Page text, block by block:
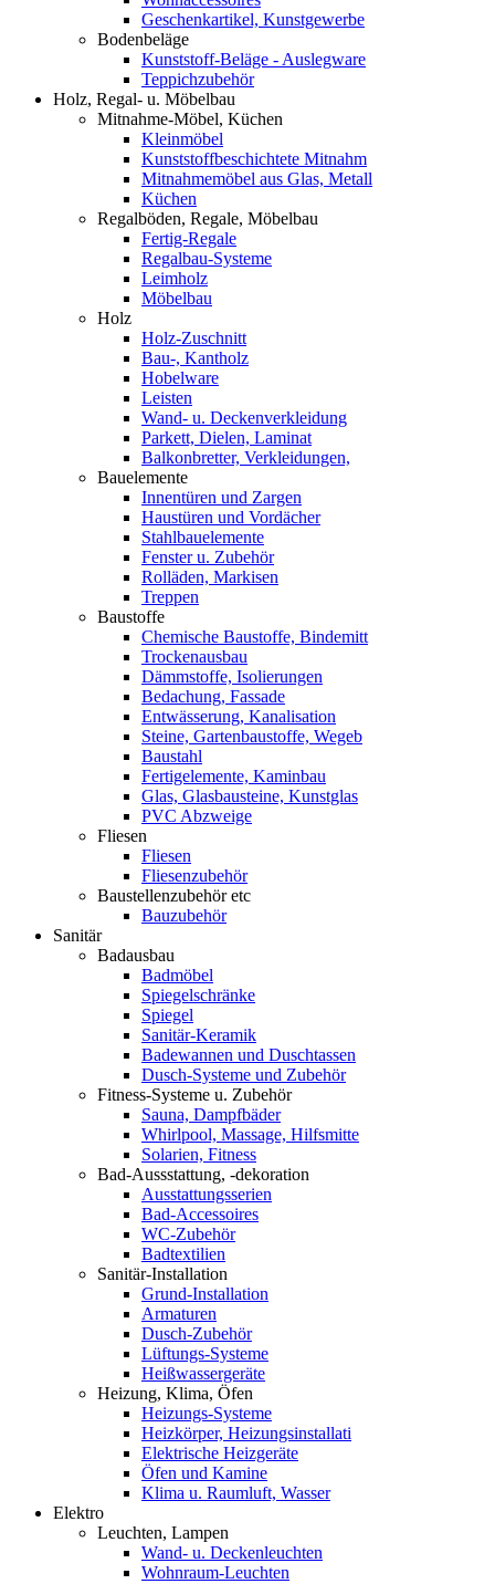
Geschenkartikel, Kunstgewerbe
Bodenbeläge
Kunststoff-Beläge - Auslegware
Teppichzubehör
Holz, Regal- u. Möbelbau
Mitnahme-Möbel, Küchen
Kleinmöbel
Kunststoffbeschichtete Mitnahm
Mitnahmemöbel aus Glas, Metall
Küchen
Regalböden, Regale, Möbelbau
Fertig-Regale
Regalbau-Systeme
Leimholz
Möbelbau
Holz
Holz-Zuschnitt
Bau-, Kantholz
Hobelware
Leisten
Wand- u. Deckenverkleidung
Parkett, Dielen, Laminat
Balkonbretter, Verkleidungen,
Bauelemente
Innentüren und Zargen
Haustüren und Vordächer
Stahlbauelemente
Fenster u. Zubehör
Rolläden, Markisen
Treppen
Baustoffe
Chemische Baustoffe, Bindemitt
Trockenausbau
Dämmstoffe, Isolierungen
Bedachung, Fassade
Entwässerung, Kanalisation
Steine, Gartenbaustoffe, Wegeb
Baustahl
Fertigelemente, Kaminbau
Glas, Glasbausteine, Kunstglas
PVC Abzweige
Fliesen
Fliesen
Fliesenzubehör
Baustellenzubehör etc
Bauzubehör
Sanitär
Badausbau
Badmöbel
Spiegelschränke
Spiegel
Sanitär-Keramik
Badewannen und Duschtassen
Dusch-Systeme und Zubehör
Fitness-Systeme u. Zubehör
Sauna, Dampfbäder
Whirlpool, Massage, Hilfsmitte
Solarien, Fitness
Bad-Aussstattung, -dekoration
Ausstattungsserien
Bad-Accessoires
WC-Zubehör
Badtextilien
Sanitär-Installation
Grund-Installation
Armaturen
Dusch-Zubehör
Lüftungs-Systeme
Heißwassergeräte
Heizung, Klima, Öfen
Heizungs-Systeme
Heizkörper, Heizungsinstallati
Elektrische Heizgeräte
Öfen und Kamine
Klima u. Raumluft, Wasser
Elektro
Leuchten, Lampen
Wand- u. Deckenleuchten
Wohnraum-Leuchten